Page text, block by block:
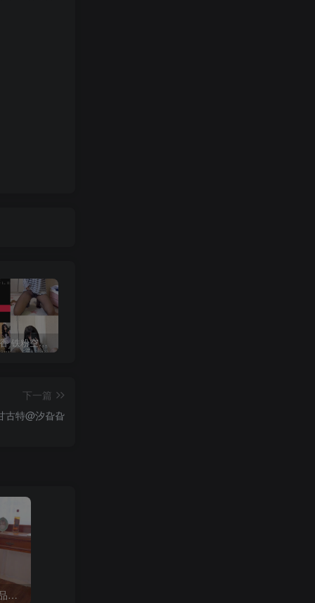
抖音 一只香 铁粉空间 NO.010期 【18P8V】最新至：2025.3.3
下一篇
古特@汐旮旮
B站「奶酪芝士味雪糍」作品高质量备份打包